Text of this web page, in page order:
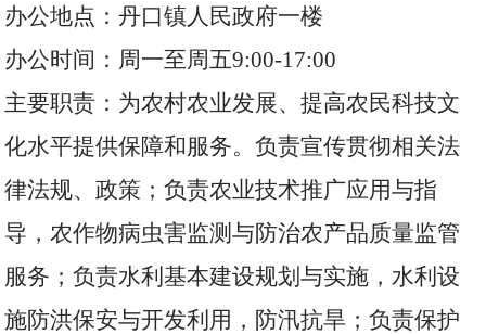
办公地点：丹口镇人民政府一楼
办公时间：周一至周五9:00-17:00
主要职责：为农村农业发展、提高农民科技文
化水平提供保障和服务。负责宣传贯彻相关法
律法规、政策；负责农业技术推广应用与指
导，农作物病虫害监测与防治农产品质量监管
服务；负责水利基本建设规划与实施，水利设
施防洪保安与开发利用，防汛抗旱；负责保护